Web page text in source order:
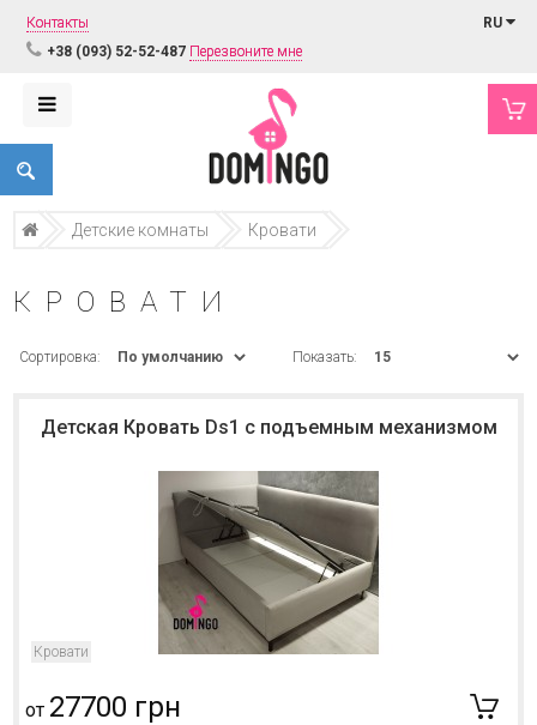
Контакты
+38 (093) 52-52-487 Перезвоните мне
RU
Детские комнаты Кровати
КРОВАТИ
Сортировка: Показать:
Детская Кровать Ds1 с подъемным механизмом
Кровати
от 27700 грн